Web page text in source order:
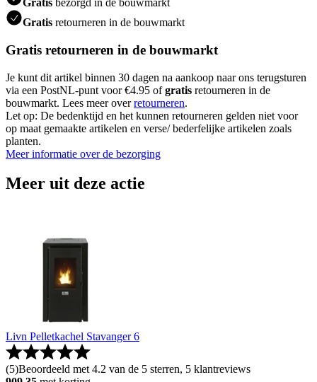
Gratis bezorgd in de bouwmarkt
Gratis retourneren in de bouwmarkt
Gratis retourneren in de bouwmarkt
Je kunt dit artikel binnen 30 dagen na aankoop naar ons terugsturen
via een PostNL-punt voor €4.95 ofgratis retourneren in de
bouwmarkt. Lees meer overretourneren.
Let op: De bedenktijd en het kunnen retourneren gelden niet voor
op maat gemaakte artikelen en verse/ bederfelijke artikelen zoals
planten.
Meer informatie over de bezorging
Meer uit deze actie
Livn Pelletkachel Stavanger 6
(5)Beoordeeld met 4.2 van de 5 sterren, 5 klantreviews